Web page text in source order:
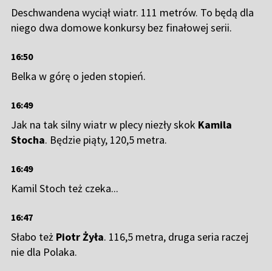
Deschwandena wyciął wiatr. 111 metrów. To będą dla
niego dwa domowe konkursy bez finałowej serii.
16:50
Belka w górę o jeden stopień.
16:49
Jak na tak silny wiatr w plecy niezły skok Kamila
Stocha. Będzie piąty, 120,5 metra.
16:49
Kamil Stoch też czeka...
16:47
Słabo też Piotr Żyła. 116,5 metra, druga seria raczej
nie dla Polaka.